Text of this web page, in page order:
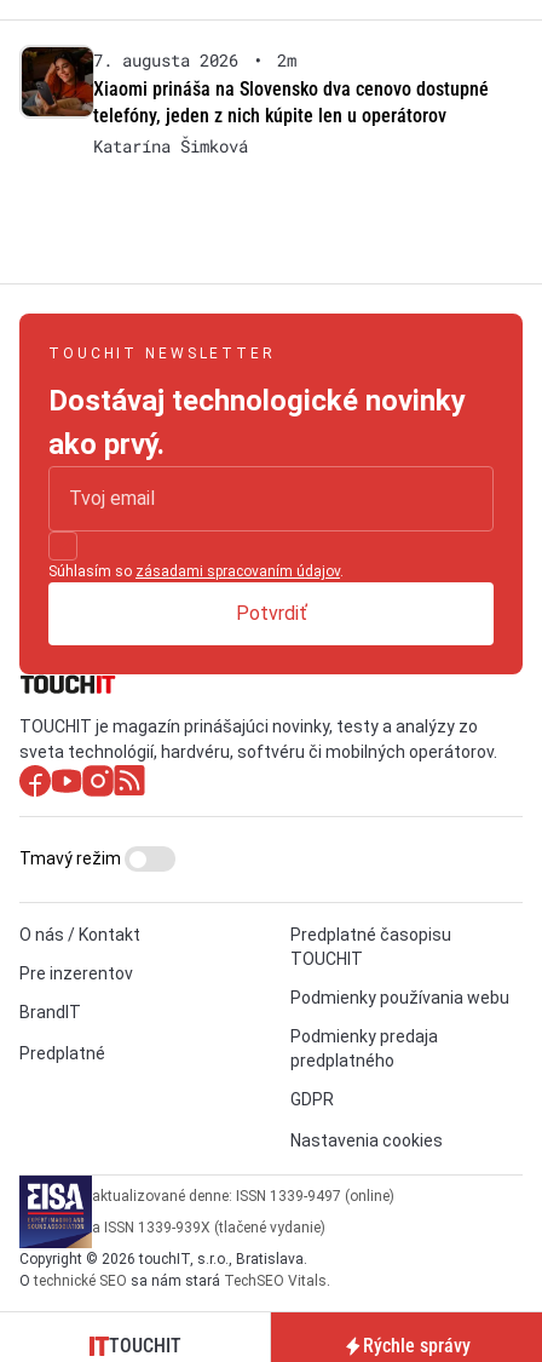
7. augusta 2026 •
2m
Xiaomi prináša na Slovensko dva cenovo dostupné
telefóny, jeden z nich kúpite len u operátorov
Katarína Šimková
TOUCHIT NEWSLETTER
Dostávaj technologické novinky
ako prvý.
Súhlasím so zásadami spracovaním údajov.
Potvrdiť
TOUCHIT je magazín prinášajúci novinky, testy a analýzy zo
sveta technológií, hardvéru, softvéru či mobilných operátorov.
O nás / Kontakt
Pre inzerentov
BrandIT
Predplatné
Predplatné časopisu
TOUCHIT
Podmienky používania webu
Podmienky predaja
predplatného
GDPR
Nastavenia cookies
Tmavý režim
aktualizované denne: ISSN 1339-9497 (online)
a ISSN 1339-939X (tlačené vydanie)
Copyright © 2026 touchIT, s.r.o., Bratislava.
Otechnické SEO sa nám stará TechSEO Vitals.
TOUCHIT Rýchle správy